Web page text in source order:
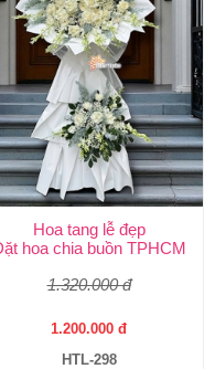
Trọng, Giao Nhanh
Hoa tang lễ đẹp
hoa chia buồn TPHCM
1.320.000 đ
1.200.000 đ
HTL-298